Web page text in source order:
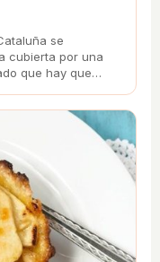
se
cubierta por una
que hay que